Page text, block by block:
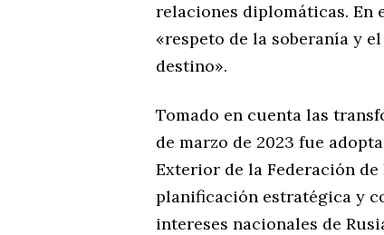
relaciones diplomáticas. En
«respeto de la soberanía y
destino».
Tomado en cuenta las
de marzo de 2023 fue
Exterior de la Federación
planificación estratégica y
intereses nacionales de